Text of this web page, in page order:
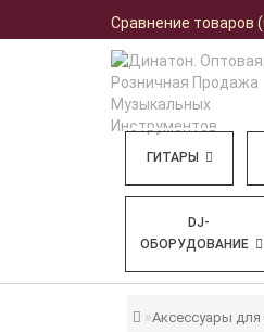
Сравнение товаров
ГИТАРЫ
DJ-
ОБОРУДОВАНИЕ
Аксессуары